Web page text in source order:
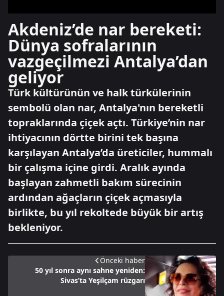
Akdeniz’de nar bereketi:
Dünya sofralarının
vazgeçilmezi Antalya’dan
geliyor
Türk kültürünün ve halk türkülerinin
sembolü olan nar, Antalya'nın bereketli
topraklarında çiçek açtı. Türkiye’nin nar
ihtiyacının dörtte birini tek başına
karşılayan Antalya’da üreticiler, hummalı
bir çalışma içine girdi. Aralık ayında
başlayan zahmetli bakım sürecinin
ardından ağaçların çiçek açmasıyla
birlikte, bu yıl rekoltede büyük bir artış
bekleniyor.
Önceki haber
50 yıl sonra aynı sahne yeniden:
Sivas’ta Yeşilçam rüzgarı